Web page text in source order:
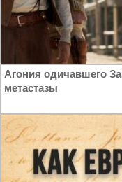
Агония одичавшего
метастазы